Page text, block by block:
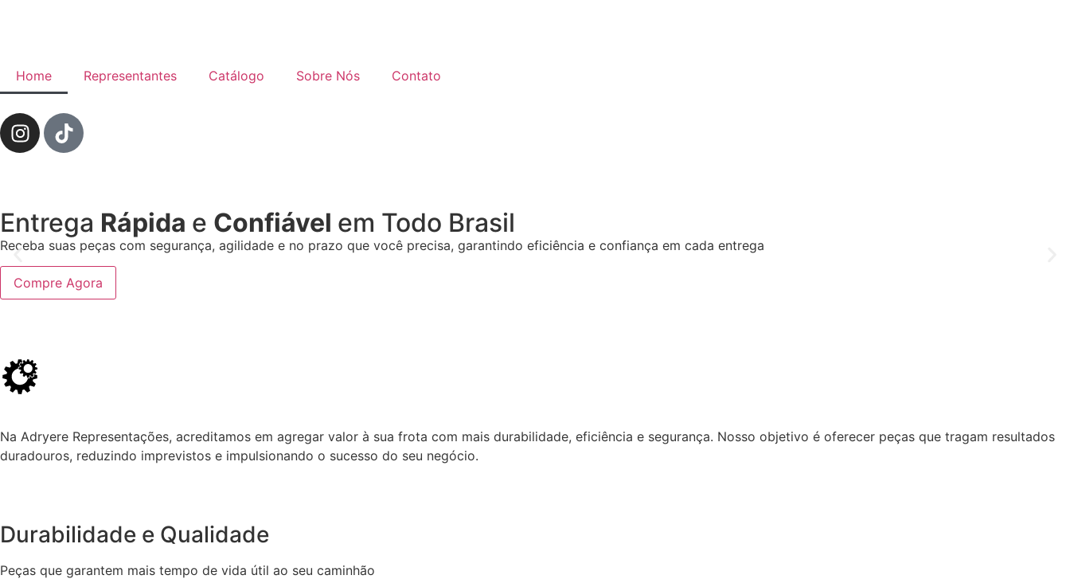
Home Representantes Catálogo Sobre Nós Contato
Entrega Rápida e Confiável em Todo Brasil
Receba suas peças com segurança, agilidade e no prazo que você precisa, garantindo eficiência e confiança em cada entrega
Compre Agora
Na Adryere Representações, acreditamos em agregar valor à sua frota com mais durabilidade, eficiência e segurança. Nosso objetivo é oferecer peças que tragam resultados
duradouros, reduzindo imprevistos e impulsionando o sucesso do seu negócio.
Durabilidade e Qualidade
Peças que garantem mais tempo de vida útil ao seu caminhão